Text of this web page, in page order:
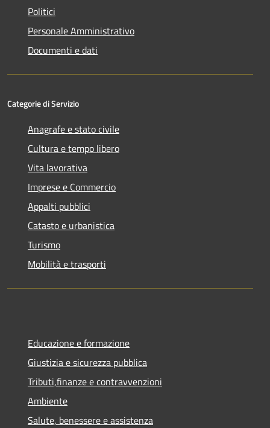
Politici
Personale Amministrativo
Documenti e dati
Categorie di Servizio
Anagrafe e stato civile
Cultura e tempo libero
Vita lavorativa
Imprese e Commercio
Appalti pubblici
Catasto e urbanistica
Turismo
Mobilità e trasporti
Educazione e formazione
Giustizia e sicurezza pubblica
Tributi,finanze e contravvenzioni
Ambiente
Salute, benessere e assistenza